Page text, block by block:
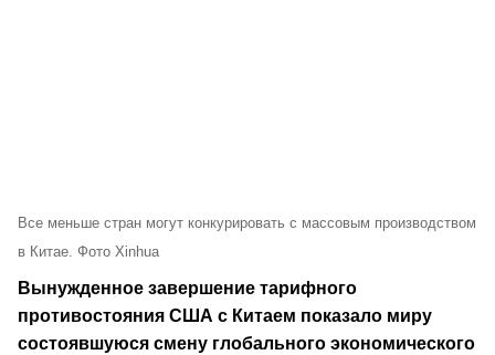
Все меньше стран могут конкурировать с массовым производством
в Китае. Фото Xinhua
Вынужденное завершение тарифного
противостояния США с Китаем показало миру
состоявшуюся смену глобального экономического